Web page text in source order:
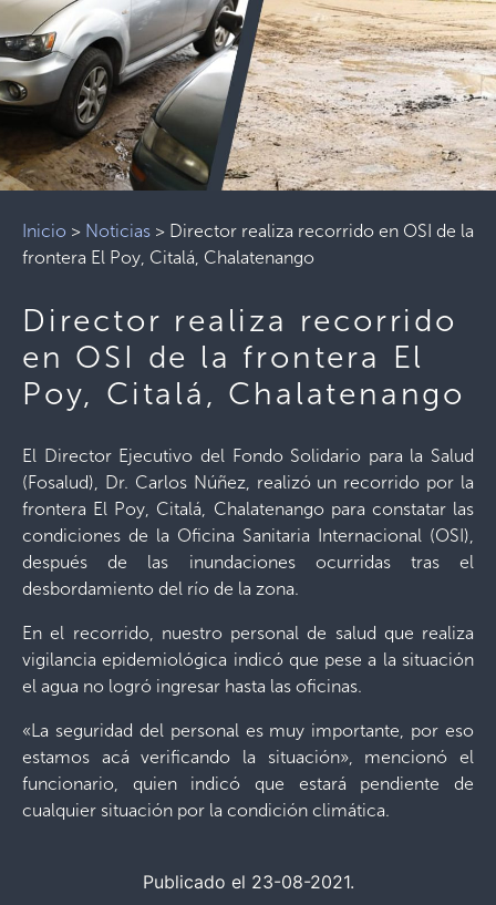
Inicio > Noticias > Director realiza recorrido en OSI de la
frontera El Poy, Citalá, Chalatenango
Director realiza recorrido
en OSI de la frontera El
Poy, Citalá, Chalatenango
El Director Ejecutivo del Fondo Solidario para la Salud
(Fosalud), Dr. Carlos Núñez, realizó un recorrido por la
frontera El Poy, Citalá, Chalatenango para constatar las
condiciones de la Oficina Sanitaria Internacional (OSI),
después de las inundaciones ocurridas tras el
desbordamiento del río de la zona.
En el recorrido, nuestro personal de salud que realiza
vigilancia epidemiológica indicó que pese a la situación
el agua no logró ingresar hasta las oficinas.
«La seguridad del personal es muy importante, por eso
estamos acá verificando la situación», mencionó el
funcionario, quien indicó que estará pendiente de
cualquier situación por la condición climática.
Publicado el 23-08-2021.